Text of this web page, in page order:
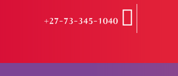
+27-73-345-1040